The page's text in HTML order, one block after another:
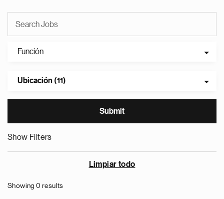
Función
Ubicación (11)
Show Filters
Limpiar todo
Showing 0 results